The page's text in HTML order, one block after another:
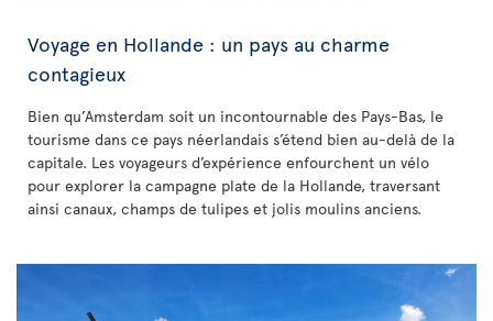
Voyage en Hollande : un pays au charme
contagieux
Bien qu’Amsterdam soit un incontournable des Pays-Bas, le
tourisme dans ce pays néerlandais s’étend bien au-delà de la
capitale. Les voyageurs d’expérience enfourchent un vélo
pour explorer la campagne plate de la Hollande, traversant
ainsi canaux, champs de tulipes et jolis moulins anciens.